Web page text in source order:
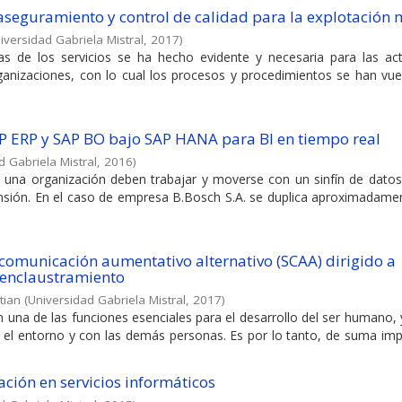
y control de calidad para la explotación
Gabriela Mistral, 2017)
de los servicios se ha hecho evidente y necesaria para las
con lo cual los procesos y procedimientos se han
y SAP BO bajo SAP HANA para BI en tiempo real
Gabriela Mistral, 2016)
organización deben trabajar y moverse con un sinfín de
En el caso de empresa B.Bosch S.A. se duplica
aumentativo alternativo (SCAA) dirigido a
(Universidad Gabriela Mistral 2017)
una de las funciones esenciales para el desarrollo del ser humano,
entorno y con las demás personas. Es por lo tanto, de suma
en servicios informáticos